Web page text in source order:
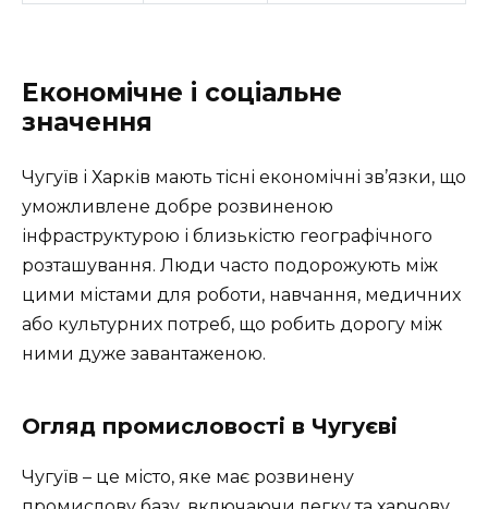
Економічне і соціальне
значення
Чугуїв і Харків мають тісні економічні зв’язки, що
уможливлене добре розвиненою
інфраструктурою і близькістю географічного
розташування. Люди часто подорожують між
цими містами для роботи, навчання, медичних
або культурних потреб, що робить дорогу між
ними дуже завантаженою.
Огляд промисловості в Чугуєві
Чугуїв – це місто, яке має розвинену